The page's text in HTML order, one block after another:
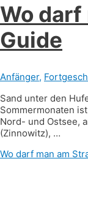
Wo darf
Guide
Anfänger,
Sand unter den
Sommermonaten
Nord- und Ostsee,
(Zinnowitz), …
Wo darf man am